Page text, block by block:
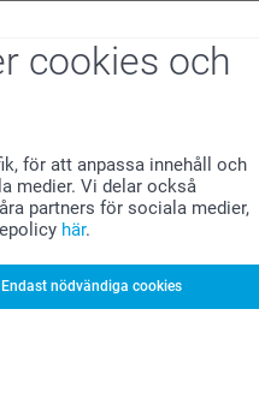
cookies och
för att anpassa innehåll och
medier. Vi delar också
partners för sociala medier,
här.
Endast nödvändiga cookies